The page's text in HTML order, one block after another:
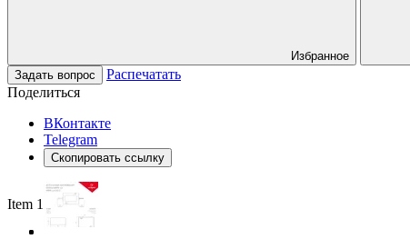
Избранное
Задать вопрос
Распечатать
Поделиться
ВКонтакте
Telegram
Скопировать ссылку
Item 1 of 3